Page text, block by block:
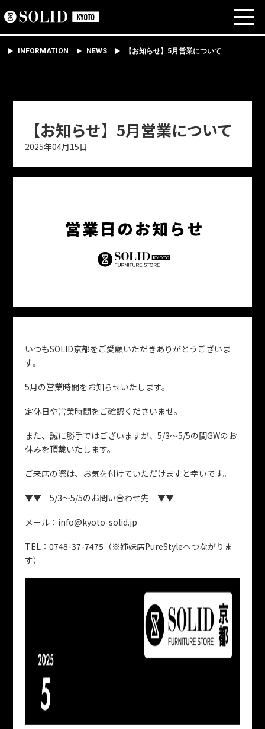
INFORMATION NEWS 【お知らせ】5月営業について
【お知らせ】5月営業について
2025年04月15日
いつもSOLID京都をご愛顧いただきありがとうございま
す。
5月の営業時間をお知らせいたします。
定休日や営業時間をご確認くださいませ。
また、誠に勝手ではございますが、5/3～5/5の間GWのお
休みを頂戴いたします。
ご来店の際は、お気を付けていただけますと幸いです。
▼▼ 5/3～5/5のお問い合わせ先 ▼▼
メール：info@kyoto-solid.jp
TEL：0748-37-7475（※姉妹店PureStyleへつながりま
す）